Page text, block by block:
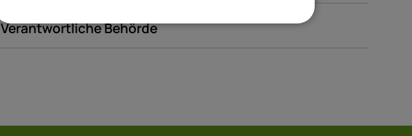
Verantwortliche Behörde